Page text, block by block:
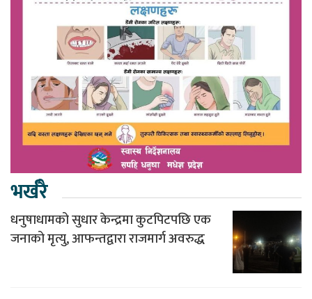
भर्खरै
धनुषाधामको सुधार केन्द्रमा कुटपिटपछि एक
जनाको मृत्यु, आफन्तद्वारा राजमार्ग अवरुद्ध